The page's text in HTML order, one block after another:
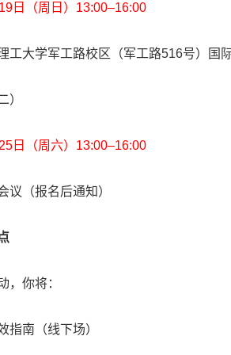
日（周日）13:00–16:00
工大学军工路校区（军工路516号）国
）
日（周六）13:00–16:00
议（报名后通知）
，你将：
指南（线下场）